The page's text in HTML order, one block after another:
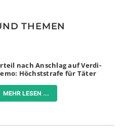
THEMEN
nach Anschlag auf Verdi-
Höchststrafe für Täter
MEHR LESEN ...